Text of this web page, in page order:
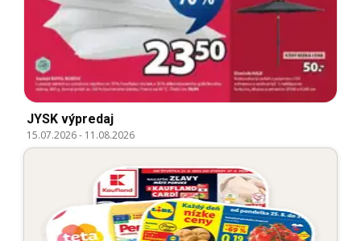
JYSK výpredaj
15.07.2026- 11.08.2026